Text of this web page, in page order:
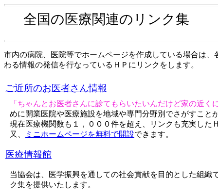
全国の医療関連のリンク集
市内の病院、医院等でホームページを作成している場合は
わる情報の発信を行なっているＨＰにリンクをします。
ご近所のお医者さん情報
「ちゃんとお医者さんに診てもらいたいんだけど家の近
めに開業医院や医療施設を地域や専門分野別でさがすこと
現在医療機関数も１，０００件を超え、リンクも充実した
又、
ミニホームページを無料で開設できます。
医療情報館
当協会は、医学振興を通しての社会貢献を目的とした組
ク集を提供いたします。